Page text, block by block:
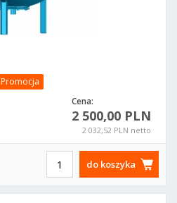
Promocja
Cena:
2 500,00 PLN
2 032,52 PLN netto
do koszyka